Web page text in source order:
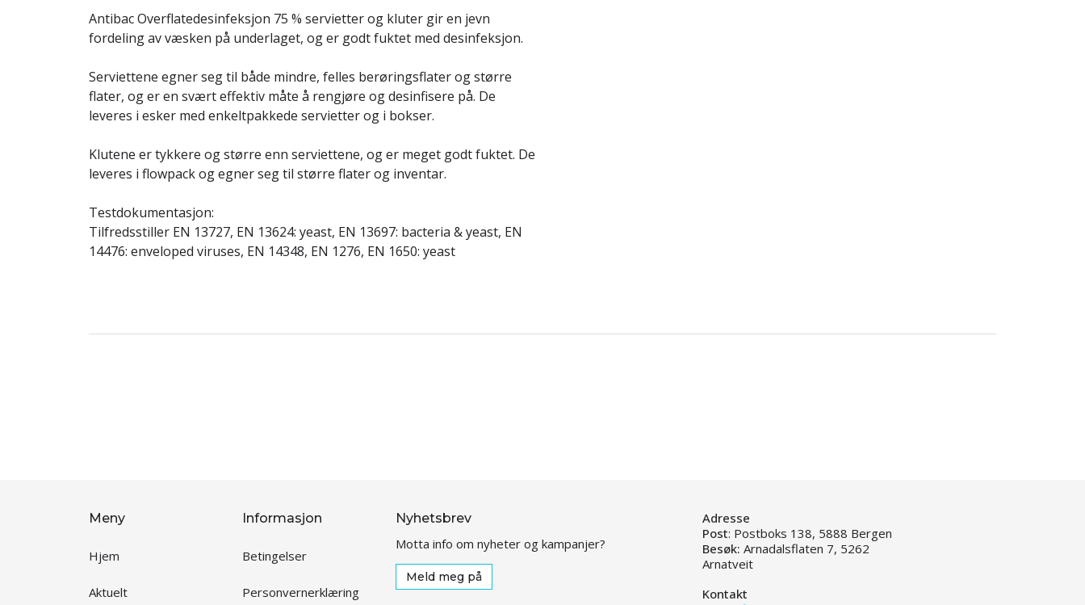
Antibac Overflatedesinfeksjon 75 % servietter og kluter gir en jevn
fordeling av væsken på underlaget, og er godt fuktet med desinfeksjon.
Serviettene egner seg til både mindre, felles berøringsflater og større
flater, og er en svært effektiv måte å rengjøre og desinfisere på. De
leveres i esker med enkeltpakkede servietter og i bokser.
Klutene er tykkere og større enn serviettene, og er meget godt fuktet. De
leveres i flowpack og egner seg til større flater og inventar.
Testdokumentasjon:
Tilfredsstiller EN 13727, EN 13624: yeast, EN 13697: bacteria & yeast, EN
14476: enveloped viruses, EN 14348, EN 1276, EN 1650: yeast
Meny
Hjem
Aktuelt
Informasjon
Betingelser
Personvernerklæring
Nyhetsbrev
Motta info om nyheter og kampanjer?
Meld meg på
Adresse
Post: Postboks 138, 5888 Bergen
Besøk: Arnadalsflaten 7, 5262
Arnatveit
Kontakt